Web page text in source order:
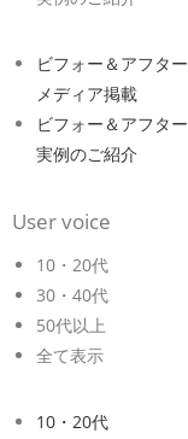
ビフォー＆アフター
メディア掲載
ビフォー＆アフター
実例のご紹介
User voice
10・20代
30・40代
50代以上
全て表示
10・20代